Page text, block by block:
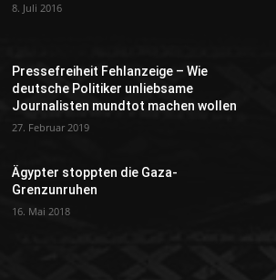
8. Juli 2016
Pressefreiheit Fehlanzeige – Wie
deutsche Politiker unliebsame
Journalisten mundtot machen wollen
27. Februar 2019
Ägypter stoppten die Gaza-
Grenzunruhen
16. Mai 2018